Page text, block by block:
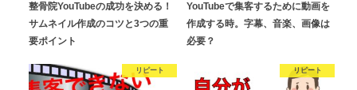
整骨院YouTubeの成功を決める！
サムネイル作成のコツと3つの重
要ポイント
YouTubeで集客するために動画を
作成する時。字幕、音楽、画像は
必要？
リピート リピート